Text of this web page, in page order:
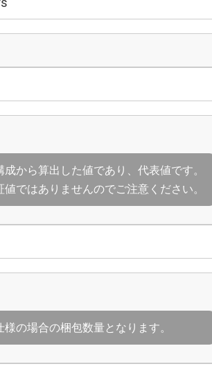
から算出した値であり、代表値です。
ではありませんのでご注意ください。
の場合の梱包数量となります。